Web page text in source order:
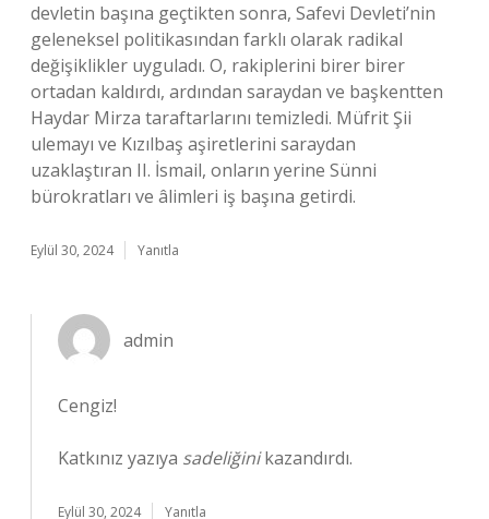
devletin başına geçtikten sonra, Safevi Devleti’nin
geleneksel politikasından farklı olarak radikal
değişiklikler uyguladı. O, rakiplerini birer birer
ortadan kaldırdı, ardından saraydan ve başkentten
Haydar Mirza taraftarlarını temizledi. Müfrit Şii
ulemayı ve Kızılbaş aşiretlerini saraydan
uzaklaştıran II. İsmail, onların yerine Sünni
bürokratları ve âlimleri iş başına getirdi.
Eylül 30, 2024 Yanıtla
admin
Cengiz!
Katkınız yazıya sadeliğinikazandırdı.
Eylül 30, 2024 Yanıtla